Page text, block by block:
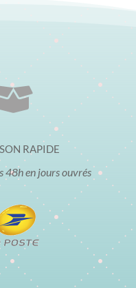
RAPIDE
48h en jours ouvrés